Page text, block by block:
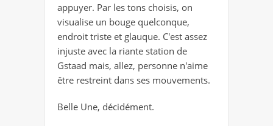
appuyer. Par les tons choisis, on
visualise un bouge quelconque,
endroit triste et glauque. C'est assez
injuste avec la riante station de
Gstaad mais, allez, personne n'aime
être restreint dans ses mouvements.
Belle Une, décidément.